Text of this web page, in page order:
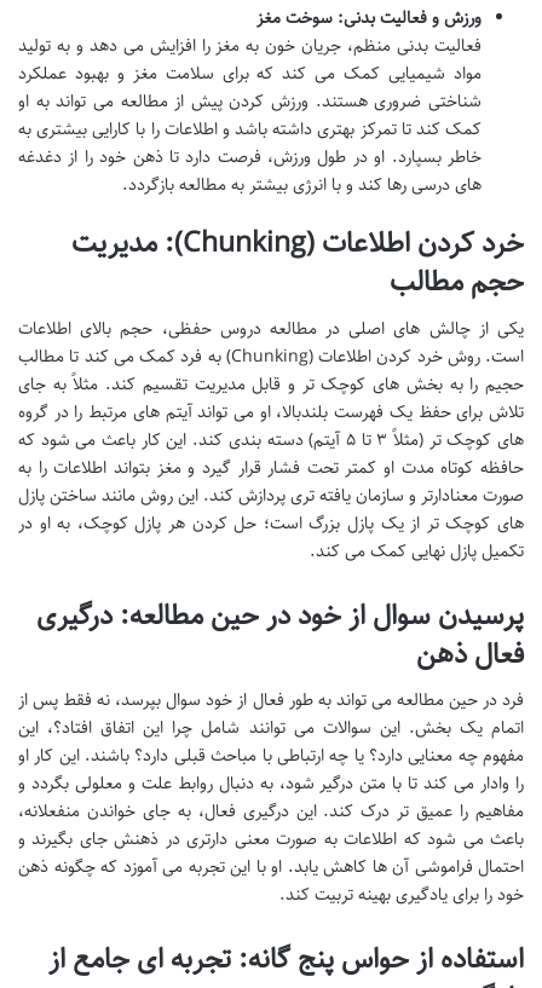
ورزش و فعالیت بدنی: سوخت مغز
فعالیت بدنی منظم، جریان خون به مغز را افزایش می دهد و به تولید
مواد شیمیایی کمک می کند که برای سلامت مغز و بهبود عملکرد
شناختی ضروری هستند. ورزش کردن پیش از مطالعه می تواند به او
کمک کند تا تمرکز بهتری داشته باشد و اطلاعات را با کارایی بیشتری به
خاطر بسپارد. او در طول ورزش، فرصت دارد تا ذهن خود را از دغدغه
های درسی رها کند و با انرژی بیشتر به مطالعه بازگردد.
خرد کردن اطلاعات (Chunking): مدیریت
حجم مطالب
یکی از چالش های اصلی در مطالعه دروس حفظی، حجم بالای اطلاعات
است. روش خرد کردن اطلاعات (Chunking) به فرد کمک می کند تا مطالب
حجیم را به بخش های کوچک تر و قابل مدیریت تقسیم کند. مثلاً به جای
تلاش برای حفظ یک فهرست بلندبالا، او می تواند آیتم های مرتبط را در گروه
های کوچک تر (مثلاً ۳ تا ۵ آیتم) دسته بندی کند. این کار باعث می شود که
حافظه کوتاه مدت او کمتر تحت فشار قرار گیرد و مغز بتواند اطلاعات را به
صورت معنادارتر و سازمان یافته تری پردازش کند. این روش مانند ساختن پازل
های کوچک تر از یک پازل بزرگ است؛ حل کردن هر پازل کوچک، به او در
تکمیل پازل نهایی کمک می کند.
پرسیدن سوال از خود در حین مطالعه: درگیری
فعال ذهن
فرد در حین مطالعه می تواند به طور فعال از خود سوال بپرسد، نه فقط پس از
اتمام یک بخش. این سوالات می توانند شامل چرا این اتفاق افتاد؟، این
مفهوم چه معنایی دارد؟ یا چه ارتباطی با مباحث قبلی دارد؟ باشند. این کار او
را وادار می کند تا با متن درگیر شود، به دنبال روابط علت و معلولی بگردد و
مفاهیم را عمیق تر درک کند. این درگیری فعال، به جای خواندن منفعلانه،
باعث می شود که اطلاعات به صورت معنی دارتری در ذهنش جای بگیرند و
احتمال فراموشی آن ها کاهش یابد. او با این تجربه می آموزد که چگونه ذهن
خود را برای یادگیری بهینه تربیت کند.
استفاده از حواس پنج گانه: تجربه ای جامع از